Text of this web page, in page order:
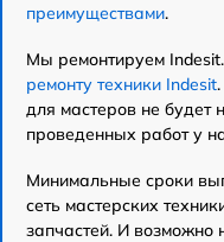
преимуществами.
Мы ремонтируем
ремонту техники Indesit
для мастеров не будет
проведенных работ у
Минимальные сроки
сеть мастерских
запчастей. И